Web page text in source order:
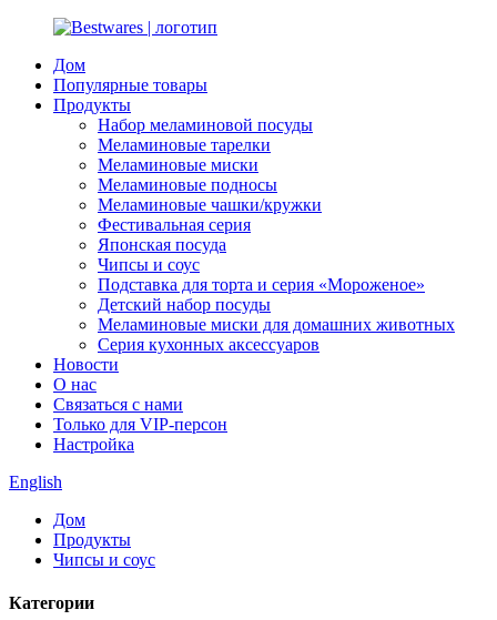
Дом
Популярные товары
Продукты
Набор меламиновой посуды
Меламиновые тарелки
Меламиновые миски
Меламиновые подносы
Меламиновые чашки/кружки
Фестивальная серия
Японская посуда
Чипсы и соус
Подставка для торта и серия «Мороженое»
Детский набор посуды
Меламиновые миски для домашних животных
Серия кухонных аксессуаров
Новости
О нас
Связаться с нами
Только для VIP-персон
Настройка
English
Дом
Продукты
Чипсы и соус
Категории